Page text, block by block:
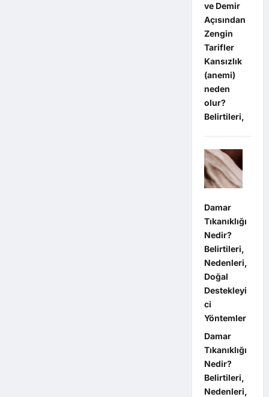
ve Demir
Açısından
Zengin
Tarifler
Kansızlık
(anemi)
neden
olur?
Belirtileri,
Damar
Tıkanıklığı
Nedir?
Belirtileri,
Nedenleri,
Doğal
Destekleyi
ci
Yöntemler
Damar
Tıkanıklığı
Nedir?
Belirtileri,
Nedenleri,